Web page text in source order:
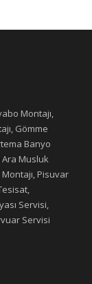
Montajı,
Gömme
Banyo
Ara Musluk
Pisuvar
Servisi,
Servisi